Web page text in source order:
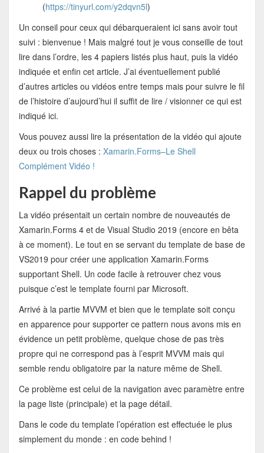
(https://tinyurl.com/y2dqvn5l)
Un conseil pour ceux qui débarqueraient ici sans avoir tout
suivi : bienvenue ! Mais malgré tout je vous conseille de tout
lire dans l’ordre, les 4 papiers listés plus haut, puis la vidéo
indiquée et enfin cet article. J’ai éventuellement publié
d’autres articles ou vidéos entre temps mais pour suivre le fil
de l’histoire d’aujourd’hui il suffit de lire / visionner ce qui est
indiqué ici.
Vous pouvez aussi lire la présentation de la vidéo qui ajoute
deux ou trois choses : Xamarin.Forms–Le Shell
Complément Vidéo !
Rappel du problème
La vidéo présentait un certain nombre de nouveautés de
Xamarin.Forms 4 et de Visual Studio 2019 (encore en bêta
à ce moment). Le tout en se servant du template de base de
VS2019 pour créer une application Xamarin.Forms
supportant Shell. Un code facile à retrouver chez vous
puisque c’est le template fourni par Microsoft.
Arrivé à la partie MVVM et bien que le template soit conçu
en apparence pour supporter ce pattern nous avons mis en
évidence un petit problème, quelque chose de pas très
propre qui ne correspond pas à l’esprit MVVM mais qui
semble rendu obligatoire par la nature même de Shell.
Ce problème est celui de la navigation avec paramètre entre
la page liste (principale) et la page détail.
Dans le code du template l’opération est effectuée le plus
simplement du monde : en code behind !